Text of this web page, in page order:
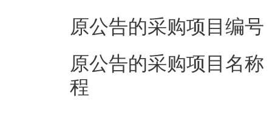
原公告的采购项
原公告的采购项目名
程